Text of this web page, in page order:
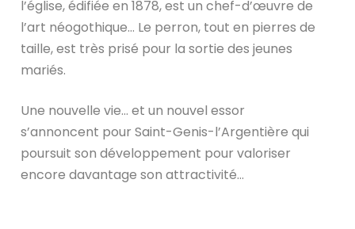
l’église, édifiée en 1878, est un chef-d’œuvre de
l’art néogothique… Le perron, tout en pierres de
taille, est très prisé pour la sortie des jeunes
mariés.
Une nouvelle vie… et un nouvel essor
s’annoncent pour Saint-Genis-l’Argentière qui
poursuit son développement pour valoriser
encore davantage son attractivité…